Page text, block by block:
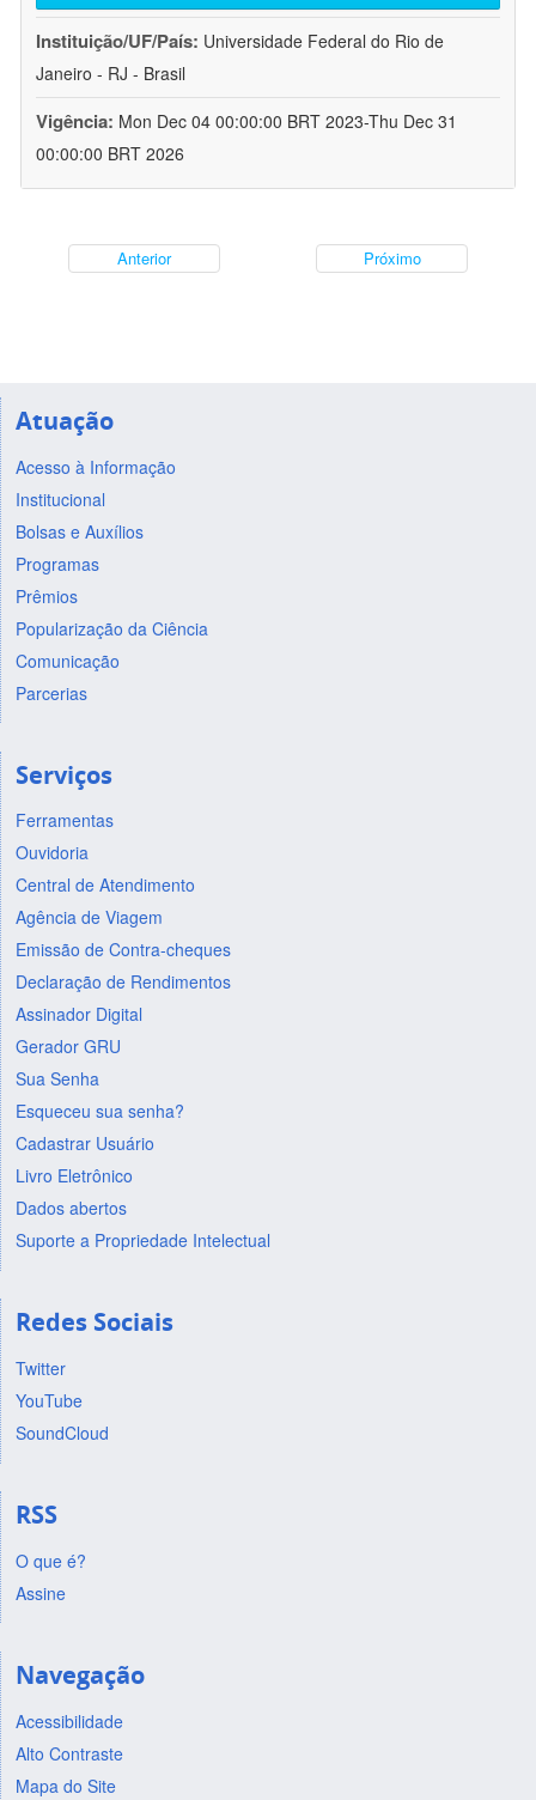
Instituição/UF/País: Universidade Federal do Rio de
Janeiro - RJ - Brasil
Vigência: Mon Dec 04 00:00:00 BRT 2023-Thu Dec 31
00:00:00 BRT 2026
Anterior Próximo
Atuação
Acesso à Informação
Institucional
Bolsas e Auxílios
Programas
Prêmios
Popularização da Ciência
Comunicação
Parcerias
Serviços
Ferramentas
Ouvidoria
Central de Atendimento
Agência de Viagem
Emissão de Contra-cheques
Declaração de Rendimentos
Assinador Digital
Gerador GRU
Sua Senha
Esqueceu sua senha?
Cadastrar Usuário
Livro Eletrônico
Dados abertos
Suporte a Propriedade Intelectual
Redes Sociais
Twitter
YouTube
SoundCloud
RSS
O que é?
Assine
Navegação
Acessibilidade
Alto Contraste
Mapa do Site